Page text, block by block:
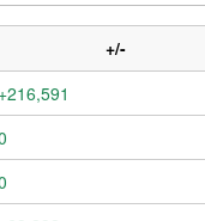
+/-
+216,591